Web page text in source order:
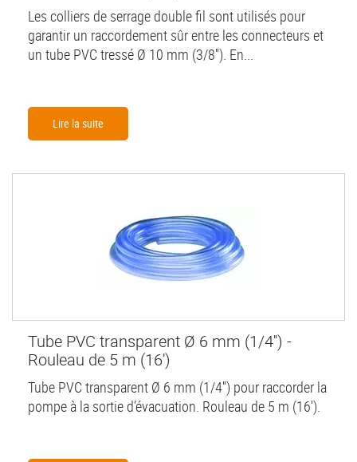
Les colliers de serrage double fil sont utilisés pour
garantir un raccordement sûr entre les connecteurs et
un tube PVC tressé Ø 10 mm (3/8''). En...
Lire la suite
Tube PVC transparent Ø 6 mm (1/4'') -
Rouleau de 5 m (16')
Tube PVC transparent Ø 6 mm (1/4'') pour raccorder la
pompe à la sortie d’évacuation. Rouleau de 5 m (16').